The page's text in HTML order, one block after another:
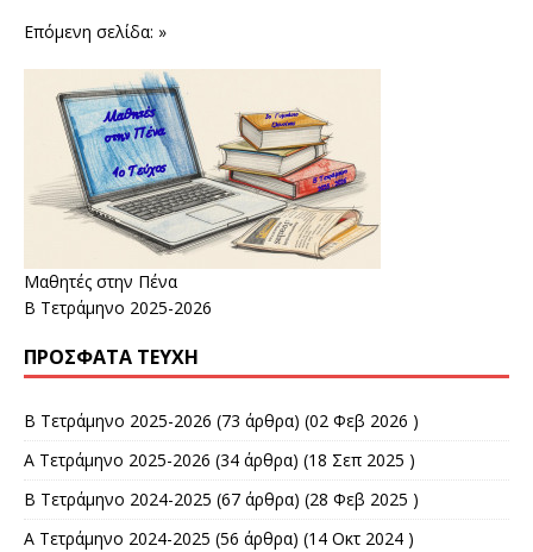
Επόμενη σελίδα: »
Μαθητές στην Πένα
Β Τετράμηνο 2025-2026
ΠΡΌΣΦΑΤΑ ΤΕΎΧΗ
Β Τετράμηνο 2025-2026 (73 άρθρα) (02 Φεβ 2026 )
Α Τετράμηνο 2025-2026 (34 άρθρα) (18 Σεπ 2025 )
Β Τετράμηνο 2024-2025 (67 άρθρα) (28 Φεβ 2025 )
Α Τετράμηνο 2024-2025 (56 άρθρα) (14 Οκτ 2024 )